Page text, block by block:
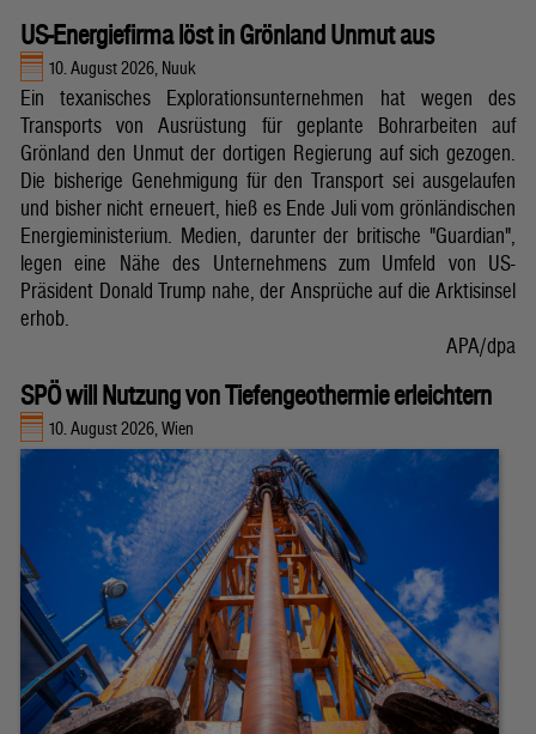
US-Energiefirma löst in Grönland Unmut aus
10. August 2026, Nuuk
Ein texanisches Explorationsunternehmen hat wegen des
Transports von Ausrüstung für geplante Bohrarbeiten auf
Grönland den Unmut der dortigen Regierung auf sich gezogen.
Die bisherige Genehmigung für den Transport sei ausgelaufen
und bisher nicht erneuert, hieß es Ende Juli vom grönländischen
Energieministerium. Medien, darunter der britische "Guardian",
legen eine Nähe des Unternehmens zum Umfeld von US-
Präsident Donald Trump nahe, der Ansprüche auf die Arktisinsel
erhob.
APA/dpa
SPÖ will Nutzung von Tiefengeothermie erleichtern
10. August 2026, Wien